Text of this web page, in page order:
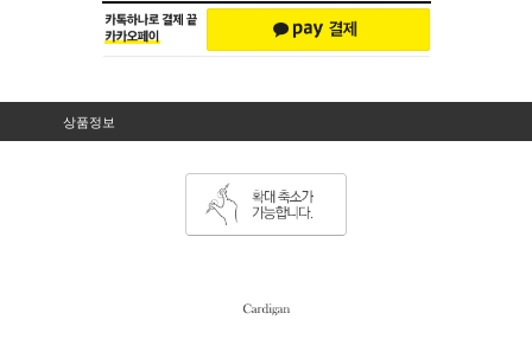
상품정보